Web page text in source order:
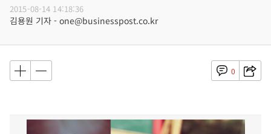
2015-08-14 14:18:36
김용원 기자 - one@businesspost.co.kr
0